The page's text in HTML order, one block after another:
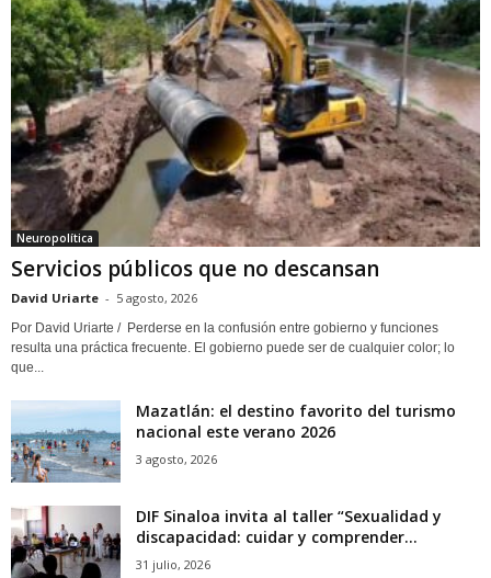
Neuropolítica
Servicios públicos que no descansan
David Uriarte - 5 agosto, 2026
Por David Uriarte / Perderse en la confusión entre gobierno y funciones
resulta una práctica frecuente. El gobierno puede ser de cualquier color; lo
que...
Mazatlán: el destino favorito del turismo
nacional este verano 2026
3 agosto, 2026
DIF Sinaloa invita al taller “Sexualidad y
discapacidad: cuidar y comprender...
31 julio, 2026